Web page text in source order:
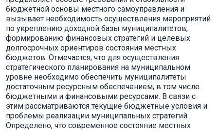
бюджетной основы местного самоуправления и
вызывает необходимость осуществления мероприятий
по укреплению доходной базы муниципалитетов,
формированию финансовых стратегий и целевых
долгосрочных ориентиров состояния местных
бюджетов. Отмечается, что для осуществления
стратегического планирования на муниципальном
уровне необходимо обеспечить муниципалитеты
достаточным ресурсным обеспечением, в том числе
бюджетными и финансовыми ресурсами. В связи с
этим рассматриваются текущие бюджетные условия и
проблемы реализации муниципальных стратегий.
Определено, что современное состояние местных